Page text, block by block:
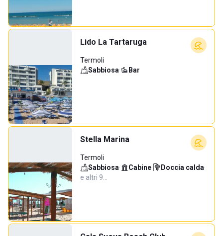
Lido La Tartaruga
Termoli
Sabbiosa· Bar
Stella Marina
Termoli
Sabbiosa· Cabine· Doccia calda·
e altri 9…